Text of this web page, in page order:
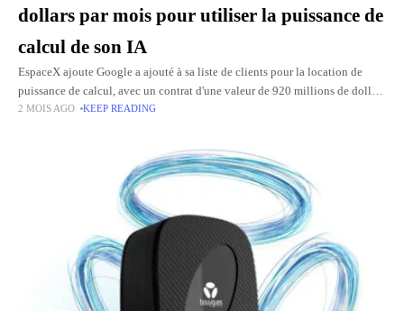
dollars par mois pour utiliser la puissance de
calcul de son IA
EspaceX ajoute Google a ajouté à sa liste de clients pour la location de
puissance de calcul, avec un contrat d'une valeur de 920 millions de dollars
par mois entre
2 MOIS AGO KEEP READING